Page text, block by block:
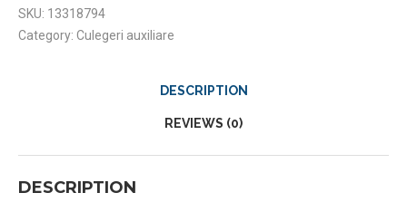
SKU: 13318794
Category: Culegeri auxiliare
DESCRIPTION
REVIEWS (0)
DESCRIPTION